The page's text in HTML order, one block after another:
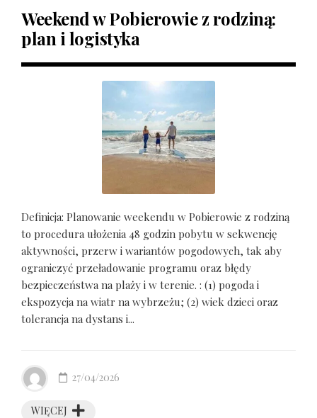
Weekend w Pobierowie z rodziną:
plan i logistyka
Definicja: Planowanie weekendu w Pobierowie z rodziną
to procedura ułożenia 48 godzin pobytu w sekwencję
aktywności, przerw i wariantów pogodowych, tak aby
ograniczyć przeładowanie programu oraz błędy
bezpieczeństwa na plaży i w terenie. : (1) pogoda i
ekspozycja na wiatr na wybrzeżu; (2) wiek dzieci oraz
tolerancja na dystans i...
WIĘCEJ
27/04/2026